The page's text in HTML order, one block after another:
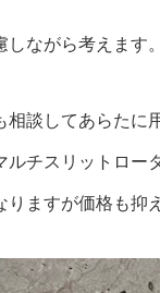
ながら考えます。
談してあらたに
チスリットロー
ますが価格も抑